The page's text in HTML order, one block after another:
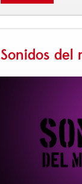
Sonidos del